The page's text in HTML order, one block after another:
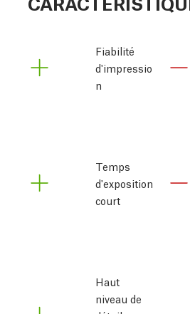
Fiabilité
d'impressio
n
Temps
d'exposition
court
Haut
niveau de